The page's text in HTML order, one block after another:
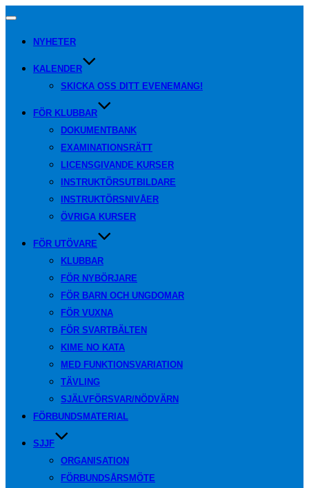
Slå
navigeringNYHETER
KALENDER
SKICKA OSS DITT EVENEMANG!
FÖR KLUBBAR
DOKUMENTBANK
EXAMINATIONSRÄTT
LICENSGIVANDE KURSER
INSTRUKTÖRSUTBILDARE
INSTRUKTÖRSNIVÅER
ÖVRIGA KURSER
FÖR UTÖVARE
KLUBBAR
FÖR NYBÖRJARE
FÖR BARN OCH UNGDOMAR
FÖR VUXNA
FÖR SVARTBÄLTEN
KIME NO KATA
MED FUNKTIONSVARIATION
TÄVLING
SJÄLVFÖRSVAR/NÖDVÄRN
FÖRBUNDSMATERIAL
SJJF
ORGANISATION
FÖRBUNDSÅRSMÖTE